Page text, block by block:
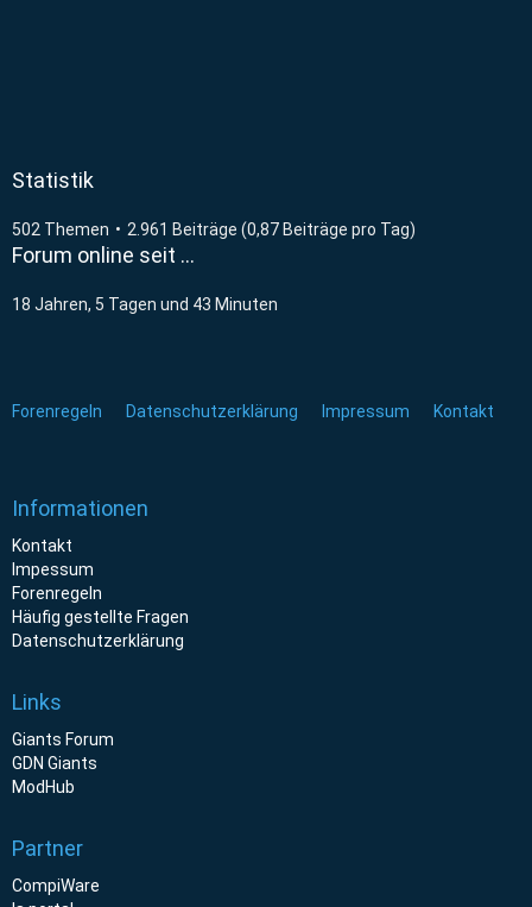
Statistik
502 Themen 2.961 Beiträge (0,87 Beiträge pro Tag)
Forum online seit …
18 Jahren, 5 Tagen und 43 Minuten
Forenregeln Datenschutzerklärung Impressum Kontakt
Informationen
Kontakt
Impessum
Forenregeln
Häufig gestellte Fragen
Datenschutzerklärung
Links
Giants Forum
GDN Giants
ModHub
Partner
CompiWare